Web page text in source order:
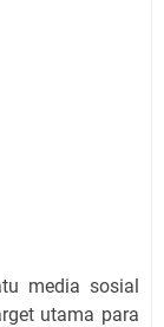
media sosial
utama para